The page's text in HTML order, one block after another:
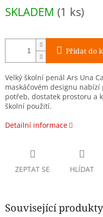
cena:
SKLADEM (1 ks)
Přidat do
Velký školní penál Ars Una
maskáčovém designu
potřeb, dostatek prostoru a
školní použití.
Detailní informace
ZEPTAT SE HLÍDAT
Související produkty